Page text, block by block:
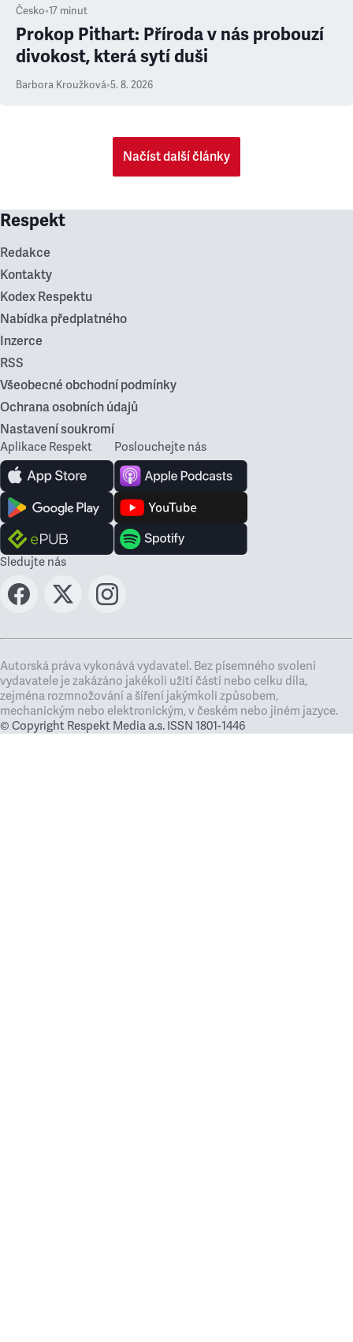
Česko•17 minut
Prokop Pithart: Příroda v nás probouzí
divokost, která sytí duši
Barbora Kroužková•5. 8. 2026
Načíst další články
Respekt
Redakce
Kontakty
Kodex Respektu
Nabídka předplatného
Inzerce
RSS
Všeobecné obchodní podmínky
Ochrana osobních údajů
Nastavení soukromí
Aplikace Respekt Poslouchejte nás
Sledujte nás
Autorská práva vykonává vydavatel. Bez písemného svolení
vydavatele je zakázáno jakékoli užití částí nebo celku díla,
zejména rozmnožování a šíření jakýmkoli způsobem,
mechanickým nebo elektronickým, v českém nebo jiném jazyce.
© Copyright Respekt Media a.s. ISSN 1801-1446